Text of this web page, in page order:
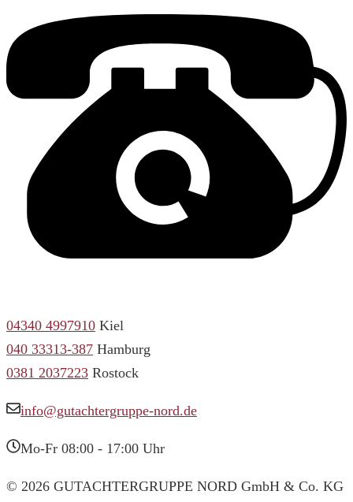
04340 4997910 Kiel
040 33313-387 Hamburg
0381 2037223 Rostock
info@gutachtergruppe-nord.de
Mo-Fr 08:00 - 17:00 Uhr
© 2026 GUTACHTERGRUPPE NORD GmbH & Co. KG